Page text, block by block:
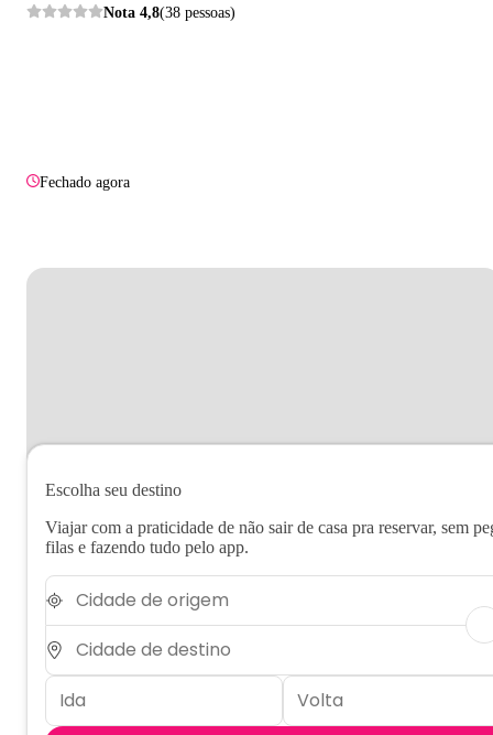
Nota 4,8(38 pessoas)
Fechado agora
Escolha seu destino
Viajar com a praticidade de não sair de casa pra reservar, sem
filas e fazendo tudo pelo app.